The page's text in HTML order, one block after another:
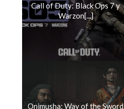
Call of Duty: Black Ops 7 y
Warzon[...]
Onimusha: Way of the Sword